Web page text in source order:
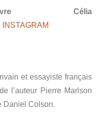
Célia
INSTAGRAM
et essayiste français
l’auteur Pierre Marlson
Daniel Colson.